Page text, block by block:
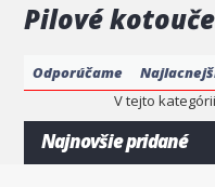
Pilové
Odporúčame
V tejto
Najnovšie pridané